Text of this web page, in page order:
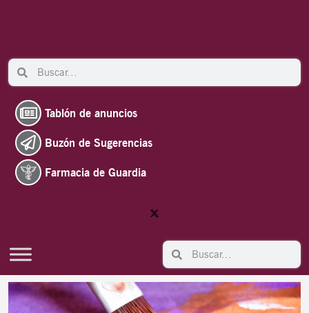
Search Search
Tablón de anuncios
Buzón de Sugerencias
Farmacia de Guardia
Search Search